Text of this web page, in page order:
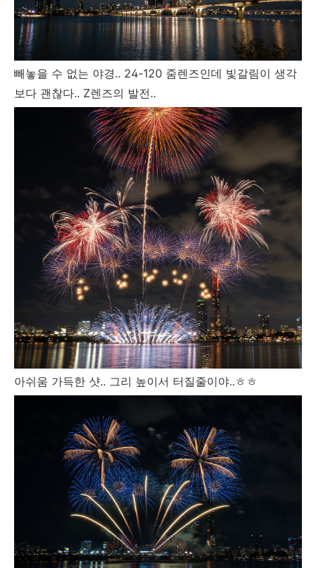
빼놓을 수 없는 야경.. 24-120 줌렌즈인데 빛갈림이 생각
보다 괜찮다.. Z렌즈의 발전..
아쉬움 가득한 샷.. 그리 높이서 터질줄이야..ㅎㅎ